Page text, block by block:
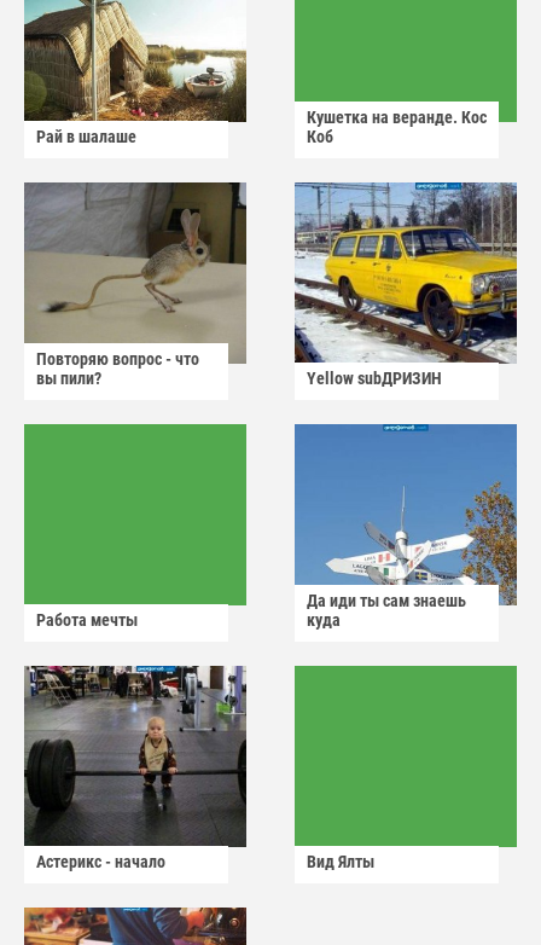
Рай в шалаше
Кушетка на веранде. Кос
Коб
Повторяю вопрос - что
вы пили?
Yellow subДРИЗИН
Работа мечты
Да иди ты сам знаешь
куда
Астерикс - начало Вид Ялты